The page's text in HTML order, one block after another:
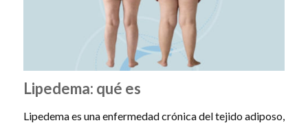
Lipedema: qué es
Lipedema es una enfermedad crónica del tejido adiposo,